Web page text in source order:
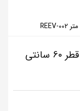
ساعت دیواری فلزی دکوراتیو قطر 60 سانتی